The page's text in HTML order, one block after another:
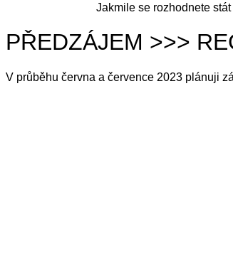
Jakmile se rozhodnete
PŘEDZÁJEM >>>
V průběhu června a července 2023 plánuji